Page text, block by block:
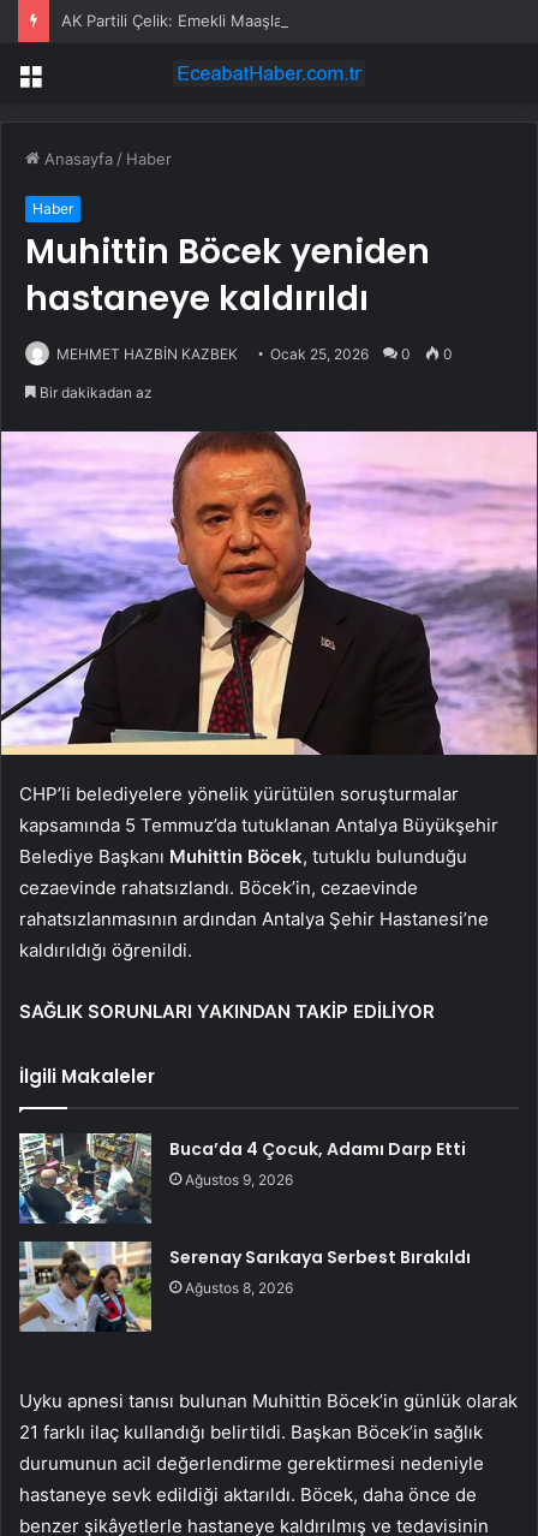
Menü
Anasayfa / Haber
Haber
Muhittin Böcek yeniden
hastaneye kaldırıldı
MEHMET HAZBİN KAZBEK Ocak 25, 2026 0 0
Bir dakikadan az
CHP’li belediyelere yönelik yürütülen soruşturmalar
kapsamında 5 Temmuz’da tutuklanan Antalya Büyükşehir
Belediye Başkanı Muhittin Böcek, tutuklu bulunduğu
cezaevinde rahatsızlandı. Böcek’in, cezaevinde
rahatsızlanmasının ardından Antalya Şehir Hastanesi’ne
kaldırıldığı öğrenildi.
SAĞLIK SORUNLARI YAKINDAN TAKİP EDİLİYOR
İlgili Makaleler
Buca’da 4 Çocuk, Adamı Darp Etti
Ağustos 9, 2026
Serenay Sarıkaya Serbest Bırakıldı
Ağustos 8, 2026
Uyku apnesi tanısı bulunan Muhittin Böcek’in günlük olarak
21 farklı ilaç kullandığı belirtildi. Başkan Böcek’in sağlık
durumunun acil değerlendirme gerektirmesi nedeniyle
hastaneye sevk edildiği aktarıldı. Böcek, daha önce de
benzer şikâyetlerle hastaneye kaldırılmış ve tedavisinin